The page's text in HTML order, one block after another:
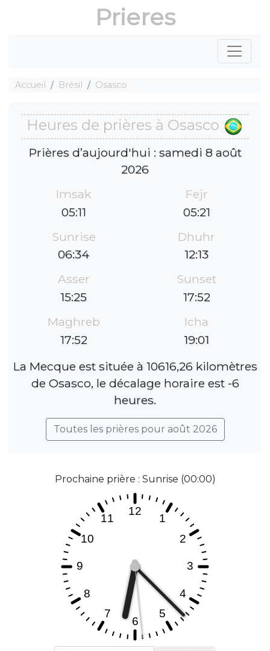
Prieres
Accueil Brésil Osasco
Heures de prières à Osasco
Prières d’aujourd'hui : samedi 8 août
2026
Imsak
05:11
Fejr
05:21
Sunrise
06:34
Dhuhr
12:13
Asser
15:25
Sunset
17:52
Maghreb
17:52
Icha
19:01
La Mecque est située à 10616,26 kilomètres
de Osasco, le décalage horaire est -6
heures.
Toutes les prières pour août 2026
Prochaine prière : Sunrise (00:00)